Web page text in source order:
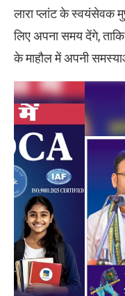
लारा प्लांट के स्वयंसेवक
लिए अपना समय देंगे,
के माहौल में अपनी